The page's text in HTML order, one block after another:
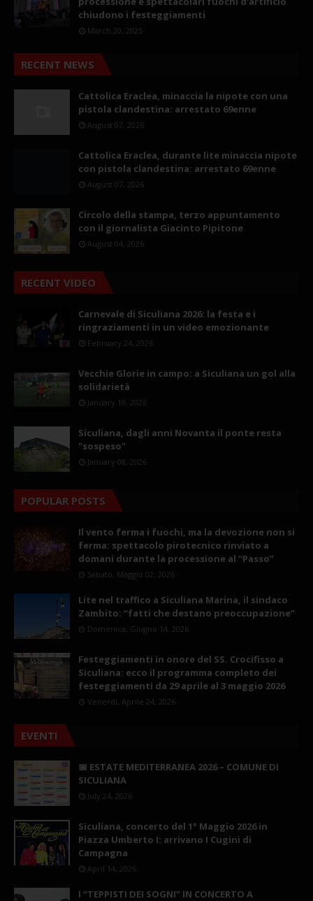
chiudono i festeggiamenti
March 20, 2025
RECENT NEWS
Cattolica Eraclea, minaccia la nipote con una
pistola clandestina: arrestato 69enne
August 07, 2026
Cattolica Eraclea, durante lite minaccia nipote
con pistola clandestina: arrestato 69enne
August 07, 2026
Circolo della stampa, terzo appuntamento
con il giornalista Giacinto Pipitone
August 04, 2026
RECENT VIDEO
Carnevale di Siculiana 2026: la festa e i
ringraziamenti in un video emozionante
February 24, 2026
Vecchie Glorie in campo: a Siculiana un gol alla
solidarietà
January 19, 2026
Siculiana, dagli anni Novanta il ponte resta
"sospeso"
January 08, 2026
POPULAR POSTS
Il vento ferma i fuochi, ma la devozione non si
ferma: spettacolo pirotecnico rinviato a
domani durante la processione al “Passo”
Sabato, Maggio 02, 2026
Lite nel traffico a Siculiana Marina, il sindaco
Zambito: “fatti che destano preoccupazione”
Domenica, Giugno 14, 2026
Festeggiamenti in onore del SS. Crocifisso a
Siculiana: ecco il programma completo dei
festeggiamenti da 29 aprile al 3 maggio 2026
Venerdì, Aprile 24, 2026
EVENTI
📅 ESTATE MEDITERRANEA 2026 – COMUNE DI
SICULIANA
July 24, 2026
Siculiana, concerto del 1° Maggio 2026 in
Piazza Umberto I: arrivano I Cugini di
Campagna
April 14, 2026
I “TEPPISTI DEI SOGNI” IN CONCERTO A